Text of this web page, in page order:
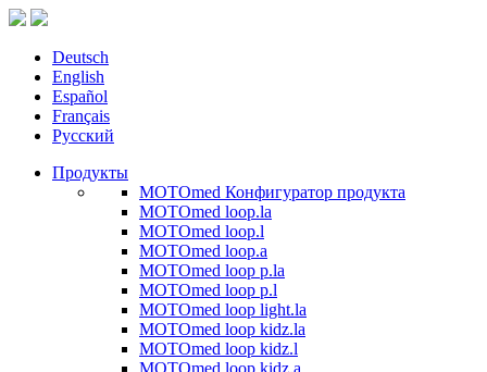
Deutsch
English
Español
Français
Русский
Продукты
MOTOmed Конфигуратор продукта
MOTOmed loop.la
MOTOmed loop.l
MOTOmed loop.a
MOTOmed loop p.la
MOTOmed loop p.l
MOTOmed loop light.la
MOTOmed loop kidz.la
MOTOmed loop kidz.l
MOTOmed loop kidz.a